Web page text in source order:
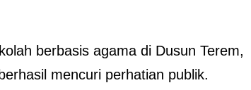
berbasis agama di Dusun Terem,
mencuri perhatian publik.